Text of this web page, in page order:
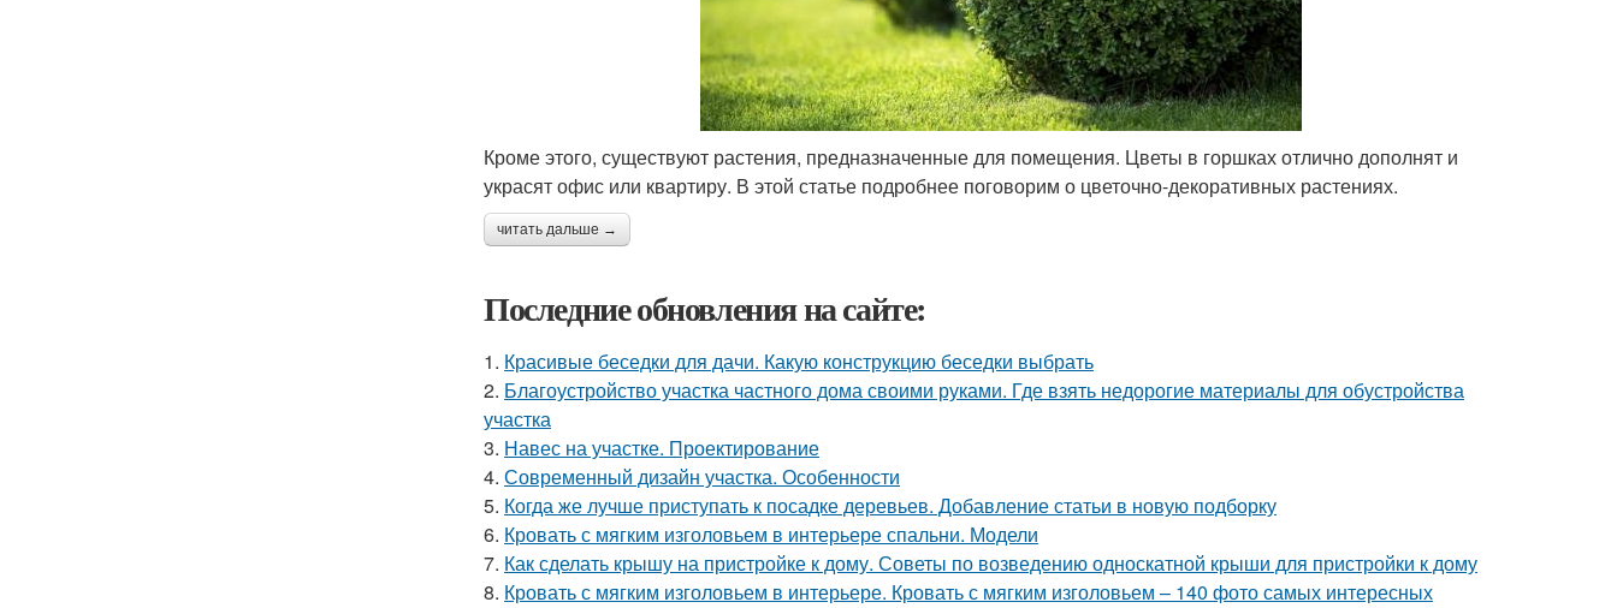
Кроме этого, существуют растения, предназначенные для помещения. Цветы в горшках отлично дополнят и
украсят офис или квартиру. В этой статье подробнее поговорим о цветочно-декоративных растениях.
читать дальше →
Последние обновления на сайте:
1. Красивые беседки для дачи. Какую конструкцию беседки выбрать
2. Благоустройство участка частного дома своими руками. Где взять недорогие материалы для обустройства
участка
3. Навес на участке. Проектирование
4. Современный дизайн участка. Особенности
5. Когда же лучше приступать к посадке деревьев. Добавление статьи в новую подборку
6. Кровать с мягким изголовьем в интерьере спальни. Модели
7. Как сделать крышу на пристройке к дому. Советы по возведению односкатной крыши для пристройки к дому
8. Кровать с мягким изголовьем в интерьере. Кровать с мягким изголовьем – 140 фото самых интересных